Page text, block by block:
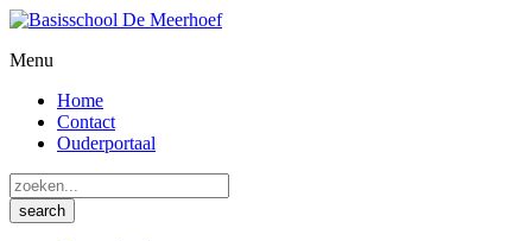
Menu
Home
Contact
Ouderportaal